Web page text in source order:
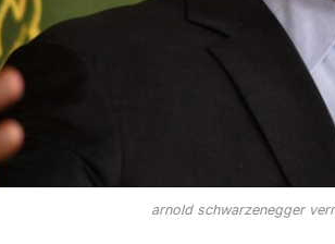
arnold schwarzenegger